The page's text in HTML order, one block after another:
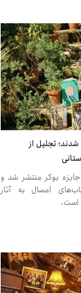
بوکر ۲۰۲۶ معرفی شدند؛ تجلیل از
جایزه بوکر منتشر شد و
امسال به آثار
است.